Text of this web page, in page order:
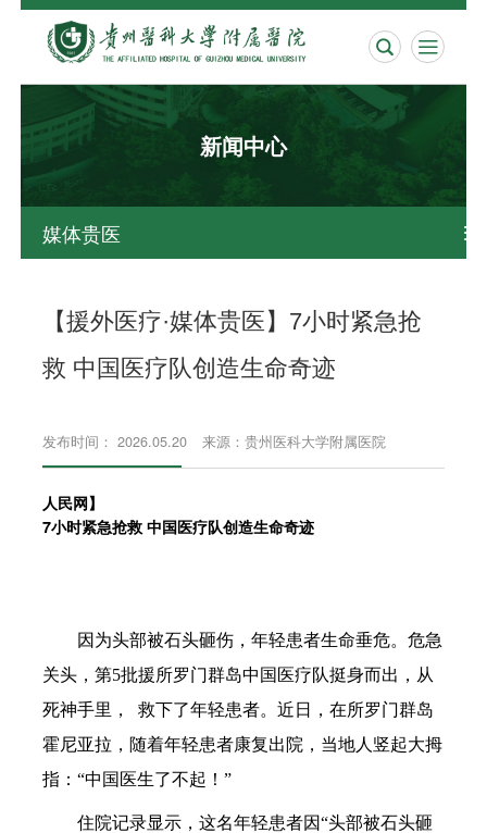
 
新闻中心
媒体贵医 
【援外医疗·媒体贵医】7小时紧急抢
救 中国医疗队创造生命奇迹
发布时间： 2026.05.20 来源：贵州医科大学附属医院
人民网】
7小时紧急抢救 中国医疗队创造生命奇迹
因为头部被石头砸伤，年轻患者生命垂危。危急
关头，第5批援所罗门群岛中国医疗队挺身而出，从
死神手里， 救下了年轻患者。近日，在所罗门群岛
霍尼亚拉，随着年轻患者康复出院，当地人竖起大拇
指：“中国医生了不起！”
住院记录显示，这名年轻患者因“头部被石头砸